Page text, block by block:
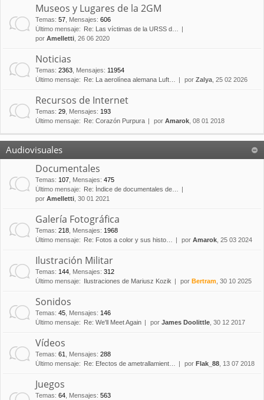
Museos y Lugares de la 2GM
Temas: 57 Mensajes: 606
Último mensaje:
Re: Las víctimas de la URSS d…
por Amelletti , 26 06 2020
Noticias
Temas: 2363 Mensajes: 11954
Último mensaje:
Re: La aerolínea alemana Luft… por Zalya , 25 02 2026
Recursos de Internet
Temas: 29 Mensajes: 193
Último mensaje:
Re: Corazón Purpura por Amarok , 08 01 2018
Audiovisuales
Documentales
Temas: 107 Mensajes: 475
Último mensaje:
Re: Índice de documentales de…
por Amelletti , 30 01 2021
Galería Fotográfica
Temas: 218 Mensajes: 1968
Último mensaje:
Re: Fotos a color y sus histo… por Amarok , 25 03 2024
Ilustración Militar
Temas: 144 Mensajes: 312
Último mensaje:
Ilustraciones de Mariusz Kozik por Bertram , 30 10 2025
Sonidos
Temas: 45 Mensajes: 146
Último mensaje:
Re: We'll Meet Again por James Doolittle , 30 12 2017
Vídeos
Temas: 61 Mensajes: 288
Último mensaje:
Re: Efectos de ametrallamient… por Flak_88 , 13 07 2018
Juegos
Temas: 64 Mensajes: 563